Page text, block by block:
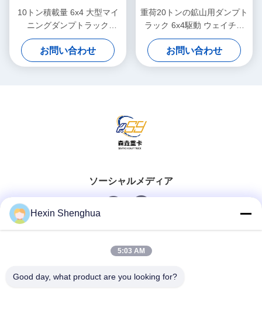
10トン積載量 6x4 大型マイ
ニングダンプトラック
Weichaiディーゼルエンジン
Shacman X3000 ダンプ車両
お問い合わせ
重荷20トンの鉱山用ダンプト
ラック 6x4駆動 ウェイチャ
イディーゼルエンジン シャ
ックマンX3000オフロード・
ティッパー車両
お問い合わせ
ソーシャルメディア
クイックコンタクト
Hexin Shenghua
5:03 AM
Good day, what product are you looking for?